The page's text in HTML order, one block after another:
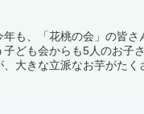
も、「花桃の会」の皆
ども会からも5人のお子
大きな立派なお芋がたく